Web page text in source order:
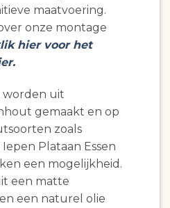
maatvoering.
onze montage
hier voor het
uit
gemaakt en op
zoals
Plataan Essen
een mogelijkheid.
een matte
een naturel olie